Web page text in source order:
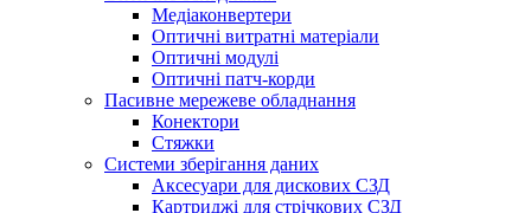
Медіаконвертери
Оптичні витратні матеріали
Оптичні модулі
Оптичні патч-корди
Пасивне мережеве обладнання
Конектори
Стяжки
Системи зберігання даних
Аксесуари для дискових СЗД
Картриджі для стрічкових СЗД